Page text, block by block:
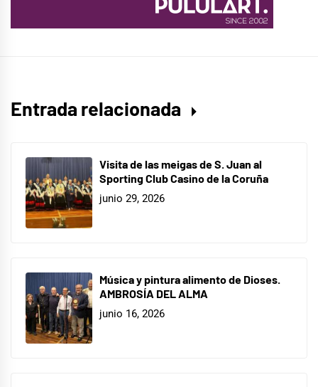
Entrada relacionada
Visita de las meigas de S. Juan al
Sporting Club Casino de la Coruña
junio 29, 2026
Música y pintura alimento de Dioses.
AMBROSÍA DEL ALMA
junio 16, 2026